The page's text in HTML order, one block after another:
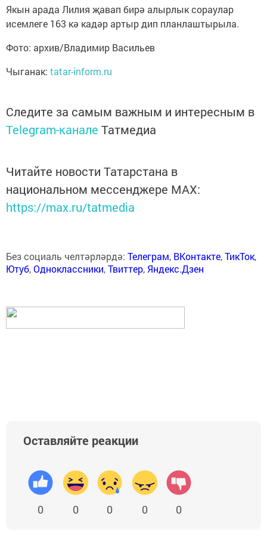
Якын арада Лилия җавап бирә алырлык сораулар
исемлеге 163 кә кадәр артыр дип планлаштырыла.
Фото: архив/Владимир Васильев
Чыганак: tatar-inform.ru
Следите за самым важным и интересным в
Telegram-канале Татмедиа
Читайте новости Татарстана в
национальном мессенджере MАХ:
https://max.ru/tatmedia
Без социаль челтәрләрдә: Телеграм, ВКонтакте,ТикТок,
Ютуб,Одноклассники,Твиттер, Яндекс.Дзен
Оставляйте реакции
0 0 0 0 0